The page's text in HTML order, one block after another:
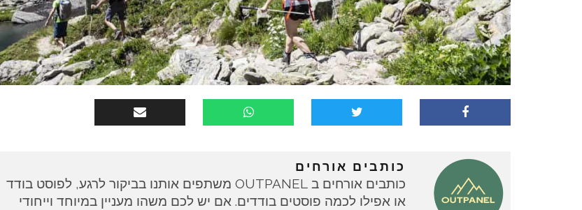
כותבים אורחים
כותבים אורחים ב OUTPANEL משתפים אותנו בביקור לרגע, לפוסט בודד
או אפילו לכמה פוסטים בודדים. אם יש לכם משהו מעניין במיוחד וייחודי